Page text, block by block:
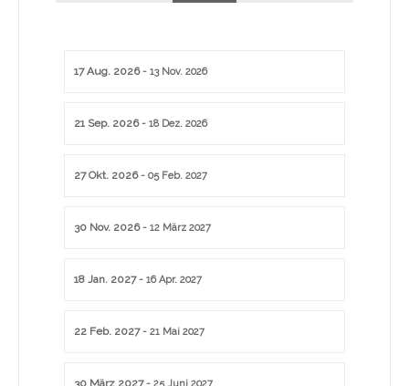
17 Aug. 2026- 13 Nov. 2026
21 Sep. 2026- 18 Dez. 2026
27 Okt. 2026- 05 Feb. 2027
30 Nov. 2026- 12 März 2027
18 Jan. 2027- 16 Apr. 2027
22 Feb. 2027- 21 Mai 2027